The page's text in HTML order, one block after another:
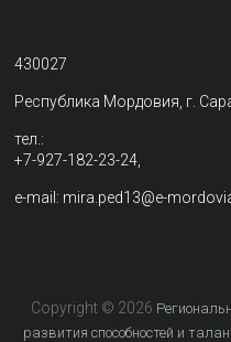
430027
Республика Мордовия, г.
тел.:
+7-927-182-23-24,
e-mail: mira.ped13@e-
Copyright © 2026
развития способностей и